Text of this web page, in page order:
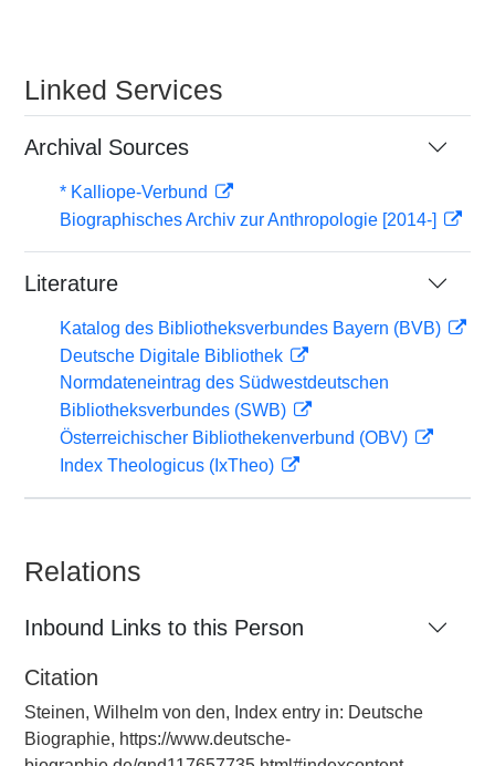
Linked Services
Archival Sources
* Kalliope-Verbund
Biographisches Archiv zur Anthropologie [2014-]
Literature
Katalog des Bibliotheksverbundes Bayern (BVB)
Deutsche Digitale Bibliothek
Normdateneintrag des Südwestdeutschen
Bibliotheksverbundes (SWB)
Österreichischer Bibliothekenverbund (OBV)
Index Theologicus (IxTheo)
Relations
Inbound Links to this Person
Citation
Steinen, Wilhelm von den, Index entry in: Deutsche
Biographie, https://www.deutsche-